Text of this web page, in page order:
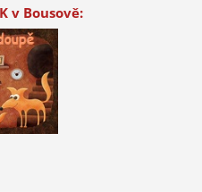
v Bousově: